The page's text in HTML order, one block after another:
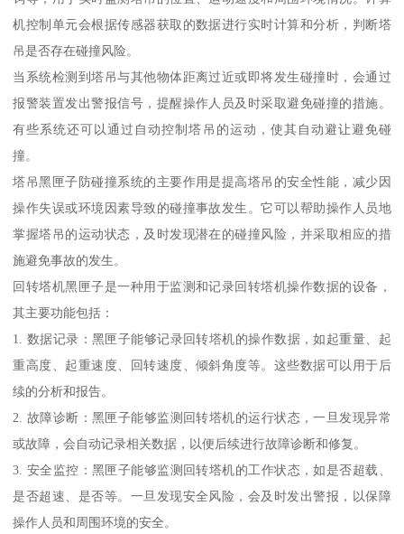
机控制单元会根据传感器获取的数据进行实时计算和分析，判断塔
吊是否存在碰撞风险。
当系统检测到塔吊与其他物体距离过近或即将发生碰撞时，会通过
报警装置发出警报信号，提醒操作人员及时采取避免碰撞的措施。
有些系统还可以通过自动控制塔吊的运动，使其自动避让避免碰
撞。
塔吊黑匣子防碰撞系统的主要作用是提高塔吊的安全性能，减少因
操作失误或环境因素导致的碰撞事故发生。它可以帮助操作人员地
掌握塔吊的运动状态，及时发现潜在的碰撞风险，并采取相应的措
施避免事故的发生。
回转塔机黑匣子是一种用于监测和记录回转塔机操作数据的设备，
其主要功能包括：
1. 数据记录：黑匣子能够记录回转塔机的操作数据，如起重量、起
重高度、起重速度、回转速度、倾斜角度等。这些数据可以用于后
续的分析和报告。
2. 故障诊断：黑匣子能够监测回转塔机的运行状态，一旦发现异常
或故障，会自动记录相关数据，以便后续进行故障诊断和修复。
3. 安全监控：黑匣子能够监测回转塔机的工作状态，如是否超载、
是否超速、是否等。一旦发现安全风险，会及时发出警报，以保障
操作人员和周围环境的安全。